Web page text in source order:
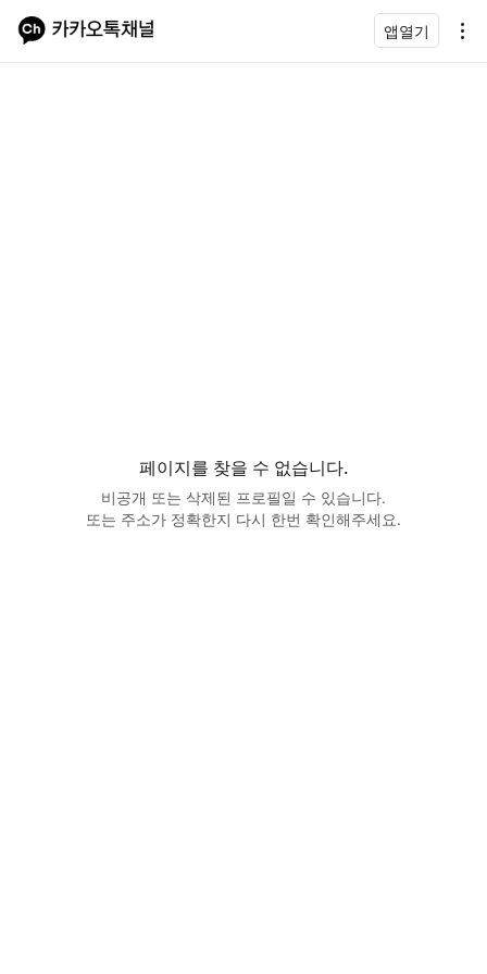
앱열기
페이지를 찾을 수 없습니다.
비공개 또는 삭제된 프로필일 수 있습니다.
또는 주소가 정확한지 다시 한번 확인해주세요.